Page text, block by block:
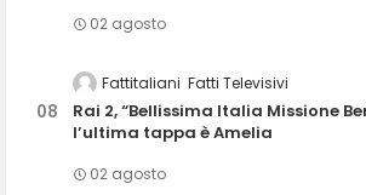
02 agosto
Fattitaliani Fatti Televisivi
Rai 2, “Bellissima Italia Missione
l’ultima tappa è Amelia
02 agosto